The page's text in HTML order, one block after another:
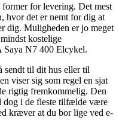
for levering. Det mest
hvor det er nemt for dig at
dig. Muligheden er jo meget
kostelige
Saya N7 400 Elcykel.
til dit hus eller til
viser sig som regel en sjat
rigtig fremkommelig. Den
dog i de fleste tilfælde være
kræver at du bor lige ved e-